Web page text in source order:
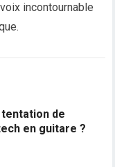
incontournable
de
en guitare ?